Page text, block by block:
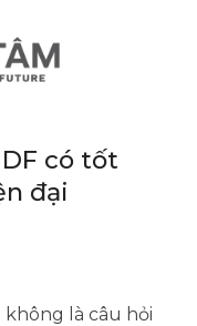
có tốt
đại
là câu hỏi